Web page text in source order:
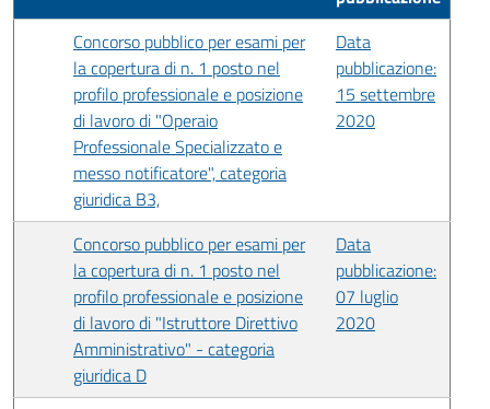
Concorso pubblico per esami per
la copertura di n. 1 posto nel
profilo professionale e posizione
di lavoro di "Operaio
Professionale Specializzato e
messo notificatore", categoria
giuridica B3,
Data
pubblicazione:
15 settembre
2020
Concorso pubblico per esami per
la copertura di n. 1 posto nel
profilo professionale e posizione
di lavoro di "Istruttore Direttivo
Amministrativo" - categoria
giuridica D
Data
pubblicazione:
07 luglio
2020